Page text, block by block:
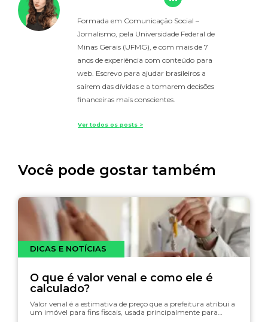
Formada em Comunicação Social –
Jornalismo, pela Universidade Federal de
Minas Gerais (UFMG), e com mais de 7
anos de experiência com conteúdo para
web. Escrevo para ajudar brasileiros a
saírem das dívidas e a tomarem decisões
financeiras mais conscientes.
Ver todos os posts >
Você pode gostar também
DICAS E NOTÍCIAS
O que é valor venal e como ele é
calculado?
Valor venal é a estimativa de preço que a prefeitura atribui a
um imóvel para fins fiscais, usada principalmente para…